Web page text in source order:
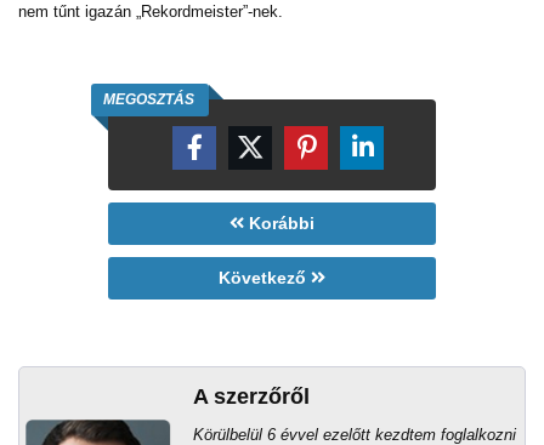
nem tűnt igazán „Rekordmeister”-nek.
MEGOSZTÁS
Korábbi
Következő
A szerzőről
Körülbelül 6 évvel ezelőtt kezdtem foglalkozni